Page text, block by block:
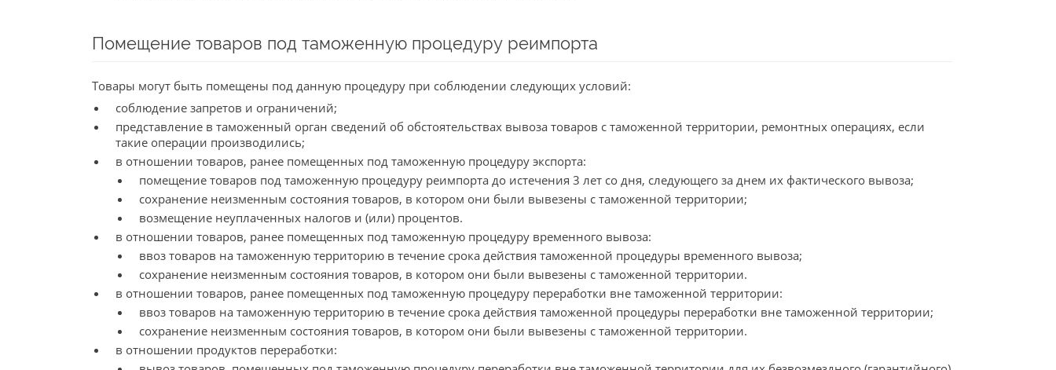
Помещение товаров под таможенную процедуру реимпорта
Товары могут быть помещены под данную процедуру при соблюдении следующих условий:
соблюдение запретов и ограничений;
представление в таможенный орган сведений об обстоятельствах вывоза товаров с таможенной территории, ремонтных операциях, если
такие операции производились;
в отношении товаров, ранее помещенных под таможенную процедуру экспорта:
помещение товаров под таможенную процедуру реимпорта до истечения 3 лет со дня, следующего за днем их фактического вывоза;
сохранение неизменным состояния товаров, в котором они были вывезены с таможенной территории;
возмещение неуплаченных налогов и (или) процентов.
в отношении товаров, ранее помещенных под таможенную процедуру временного вывоза:
ввоз товаров на таможенную территорию в течение срока действия таможенной процедуры временного вывоза;
сохранение неизменным состояния товаров, в котором они были вывезены с таможенной территории.
в отношении товаров, ранее помещенных под таможенную процедуру переработки вне таможенной территории:
ввоз товаров на таможенную территорию в течение срока действия таможенной процедуры переработки вне таможенной территории;
сохранение неизменным состояния товаров, в котором они были вывезены с таможенной территории.
в отношении продуктов переработки: